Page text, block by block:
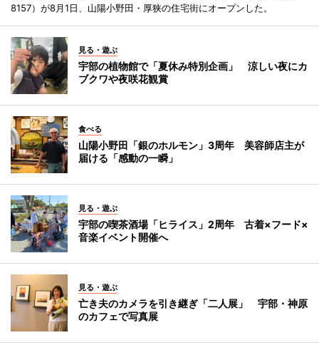
8157）が8月1日、山陽小野田・厚狭の住宅街にオープンした。
見る・遊ぶ
宇部の植物館で「夏休み特別企画」 涼しい夜にカ
ブクワや夜咲花観賞
食べる
山陽小野田「銀のホルモン」3周年 美容師店主が
届ける「感動の一瞬」
見る・遊ぶ
宇部の喫茶酒場「ヒライス」2周年 古着×フード×
音楽イベント開催へ
見る・遊ぶ
亡き夫のカメラを引き継ぎ「二人展」 宇部・神原
のカフェで写真展